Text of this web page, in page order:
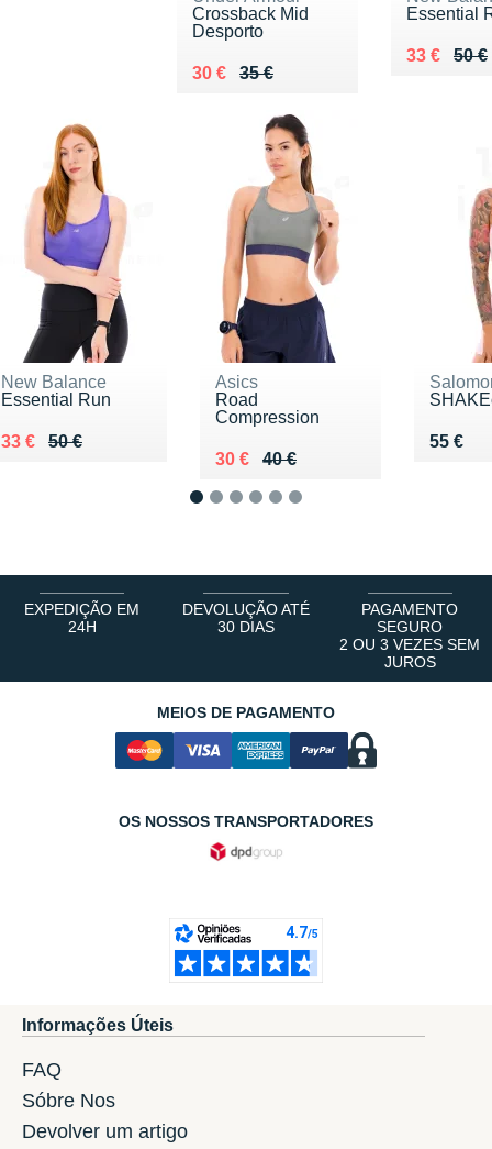
Crossback Mid
Desporto
35 €
Au lieu de 35 €
30 €
Vendu 30 €
Essential
50 €
Au lieu de
33 €
Vendu 33
New Balance
Essential Run
50 €
Au lieu de 50 €
33 €
Vendu 33 €
Asics
Road
Compression
40 €
Au lieu de 40 €
30 €
Vendu 30 €
55 €
Vendu
EXPEDIÇÃO EM
24H
DEVOLUÇÃO ATÉ
30 DIAS
PAGAMENTO
SEGURO
2 OU 3 VEZES SEM
JUROS
MEIOS DE PAGAMENTO
OS NOSSOS TRANSPORTADORES
Informações Úteis
FAQ
Sóbre Nos
Devolver um artigo